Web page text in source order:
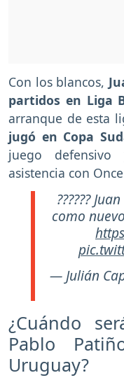
Con los blancos,
partidos en Liga
arranque de esta
jugó en Copa
juego
asistencia con
??????
como
— Julián
¿Cuándo
Pablo
Uruguay?